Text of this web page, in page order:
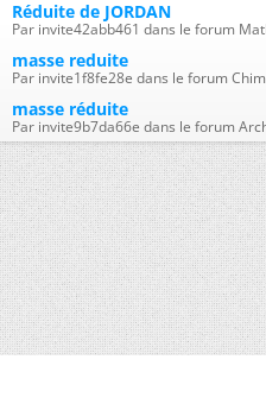
Réduite de JORDAN
Par invite42abb461 dans le forum
masse reduite
Par invite1f8fe28e dans le forum
masse réduite
Par invite9b7da66e dans le forum